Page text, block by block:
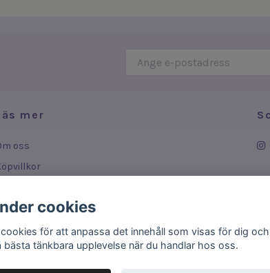
mer
oss
cookies
för att anpassa det innehåll som visas för dig
bästa tänkbara upplevelse när du handlar hos oss.